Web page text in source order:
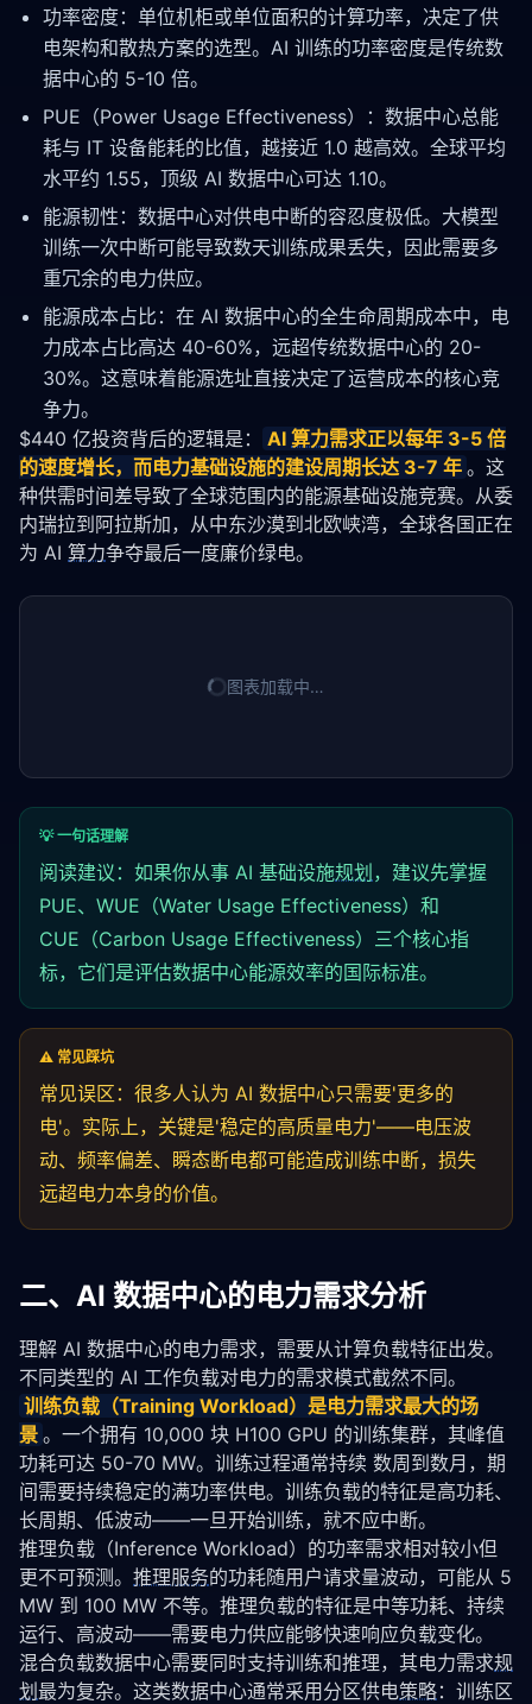
功率密度：单位机柜或单位面积的计算功率，决定了供
电架构和散热方案的选型。AI 训练的功率密度是传统数
据中心的 5-10 倍。
PUE（Power Usage Effectiveness）：数据中心总能
耗与 IT 设备能耗的比值，越接近 1.0 越高效。全球平均
水平约 1.55，顶级 AI 数据中心可达 1.10。
能源韧性：数据中心对供电中断的容忍度极低。大模型
训练一次中断可能导致数天训练成果丢失，因此需要多
重冗余的电力供应。
能源成本占比：在 AI 数据中心的全生命周期成本中，电
力成本占比高达 40-60%，远超传统数据中心的 20-
30%。这意味着能源选址直接决定了运营成本的核心竞
争力。
$440 亿投资背后的逻辑是：
AI 算力需求正以每年 3-5 倍
的速度增长，而电力基础设施的建设周期长达 3-7 年 。这
种供需时间差导致了全球范围内的能源基础设施竞赛。从委
内瑞拉到阿拉斯加，从中东沙漠到北欧峡湾，全球各国正在
为 AI 算力争夺最后一度廉价绿电。
图表加载中…
💡 一句话理解
阅读建议：如果你从事 AI 基础设施规划 ，建议先掌握
PUE、WUE（Water Usage Effectiveness）和
CUE（Carbon Usage Effectiveness）三个核心指
标，它们是评估数据中心能源效率的国际标准。
⚠️ 常见踩坑
常见误区：很多人认为 AI 数据中心只需要'更多的
电'。实际上，关键是'稳定的高质量电力'——电压波
动、频率偏差、瞬态断电都可能造成训练中断，损失
远超电力本身的价值。
二、AI 数据中心的电力需求分析
理解 AI 数据中心的电力需求，需要从计算负载特征出发。
不同类型的 AI 工作负载对电力的需求模式截然不同。
训练负载（Training Workload）是电力需求最大的场
景 。一个拥有 10,000 块 H100 GPU 的训练集群，其峰值
功耗可达 50-70 MW。训练过程通常持续 数周到数月，期
间需要持续稳定的满功率供电。训练负载的特征是高功耗、
长周期、低波动——一旦开始训练，就不应中断。
推理负载（Inference Workload）的功率需求相对较小但
更不可预测。 推理服务的功耗随用户请求量波动，可能从 5
MW 到 100 MW 不等。推理负载的特征是中等功耗、持续
运行、高波动——需要电力供应能够快速响应负载变化。
混合负载数据中心需要同时支持训练和推理，其电力需求规
划 最为复杂。这类数据中心通常采用分区供电策略：训练区